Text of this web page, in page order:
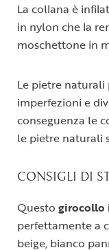
La collana è
in nylon che la
moschettone in
Le pietre
imperfezioni e
conseguenza le
le pietre naturali
CONSIGLI DI
Questo girocollo
perfettamente a
beige, bianco